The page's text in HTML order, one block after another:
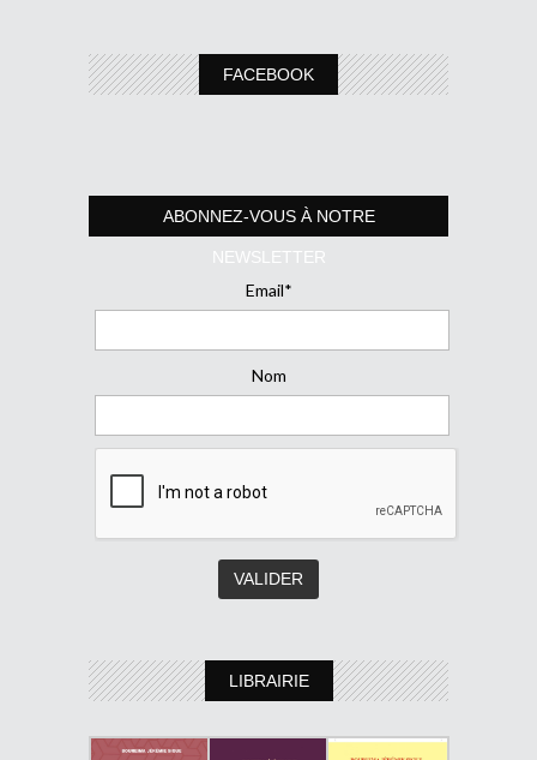
FACEBOOK
ABONNEZ-VOUS À NOTRE
NEWSLETTER
Email*
Nom
LIBRAIRIE